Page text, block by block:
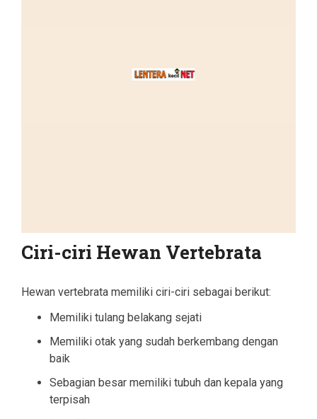
Ciri-ciri Hewan Vertebrata
Hewan vertebrata memiliki ciri-ciri sebagai berikut:
Memiliki tulang belakang sejati
Memiliki otak yang sudah berkembang dengan
baik
Sebagian besar memiliki tubuh dan kepala yang
terpisah